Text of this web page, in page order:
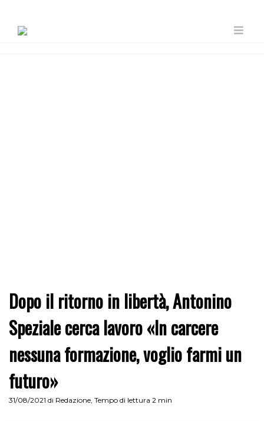
Dopo il ritorno in libertà, Antonino
Speziale cerca lavoro «In carcere
nessuna formazione, voglio farmi un
futuro»
31/08/2021 di Redazione, Tempo di lettura 2 min